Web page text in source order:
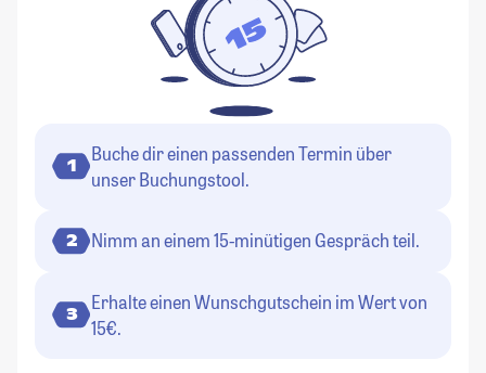
1
Buche dir einen passenden Termin über
unser Buchungstool.
2 Nimm an einem 15-minütigen Gespräch teil.
3
Erhalte einen Wunschgutschein im Wert von
15€.